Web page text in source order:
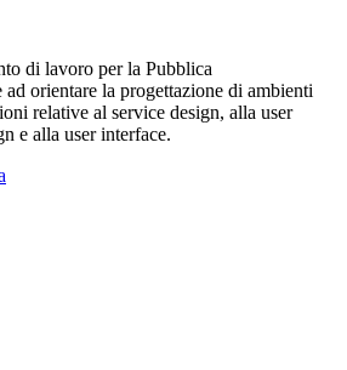
di lavoro per la Pubblica
orientare la progettazione di ambienti
relative al service design, alla user
e alla user interface.